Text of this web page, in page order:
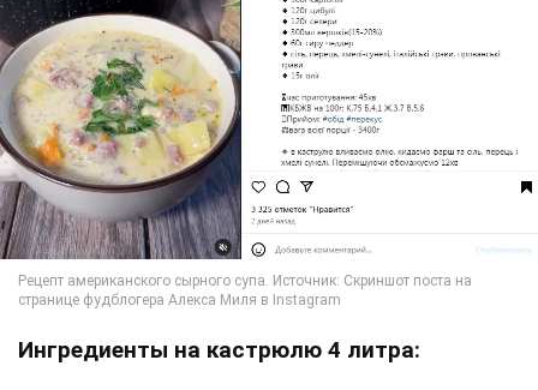
Ингредиенты на кастрюлю 4 литра: